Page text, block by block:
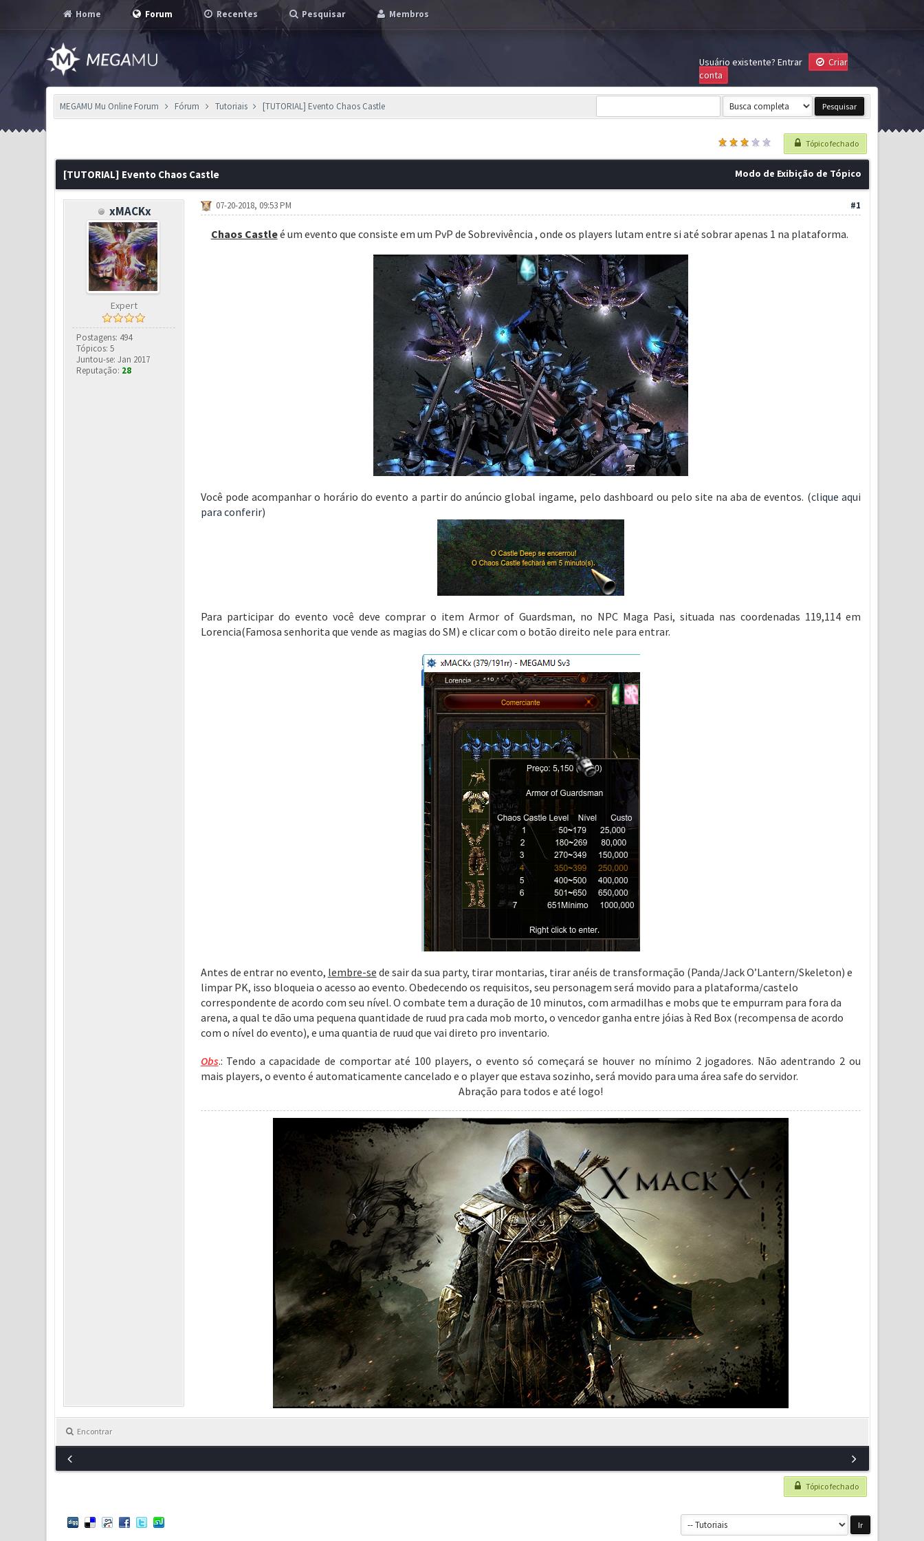
Home Forum Recentes Pesquisar Membros
Usuário existente? Entrar
Criar
conta
MEGAMU Mu Online Forum Fórum Tutoriais [TUTORIAL] Evento Chaos Castle
Tópico fechado
Modo de Exibição de Tópico
[TUTORIAL] Evento Chaos Castle
xMACKx
Expert
Postagens: 494
Tópicos: 5
Juntou-se: Jan 2017
Reputação: 28
#1
07-20-2018, 09:53 PM
Chaos Castleé um evento que consiste em um PvP de Sobrevivência , onde os players lutam entre si até sobrar apenas 1 na plataforma.
Você pode acompanhar o horário do evento a partir do anúncio global ingame, pelo dashboard ou pelo site na aba de eventos. (clique aqui
para conferir)
Para participar do evento você deve comprar o item Armor of Guardsman, no NPC Maga Pasi, situada nas coordenadas 119,114 em
Lorencia(Famosa senhorita que vende as magias do SM) e clicar com o botão direito nele para entrar.
Antes de entrar no evento, lembre-se de sair da sua party, tirar montarias, tirar anéis de transformação (Panda/Jack O’Lantern/Skeleton) e
limpar PK, isso bloqueia o acesso ao evento. Obedecendo os requisitos, seu personagem será movido para a plataforma/castelo
correspondente de acordo com seu nível. O combate tem a duração de 10 minutos, com armadilhas e mobs que te empurram para fora da
arena, a qual te dão uma pequena quantidade de ruud pra cada mob morto, o vencedor ganha entre jóias à Red Box (recompensa de acordo
com o nível do evento), e uma quantia de ruud que vai direto pro inventario.
Obs.: Tendo a capacidade de comportar até 100 players, o evento só começará se houver no mínimo 2 jogadores. Não adentrando 2 ou
mais players, o evento é automaticamente cancelado e o player que estava sozinho, será movido para uma área safe do servidor.
Abração para todos e até logo!
Encontrar
Tópico fechado